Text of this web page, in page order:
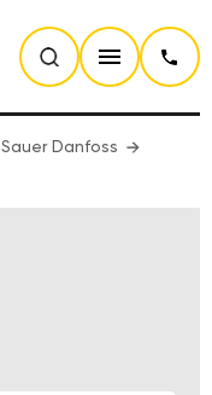
Sauer Danfoss